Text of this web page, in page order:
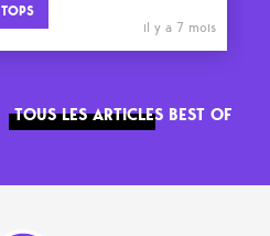
TOPS
il y a 7 mois
TOUS LES ARTICLES BEST OF